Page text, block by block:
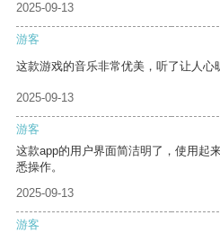
2025-09-13
游客
这款游戏的音乐非常优美，听了让人心
2025-09-13
游客
这款app的用户界面简洁明了，使用起
悉操作。
2025-09-13
游客